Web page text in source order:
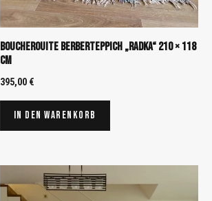
Boucherouite Berberteppich „Radka“ 210 × 118
cm
395,00 €
In den Warenkorb